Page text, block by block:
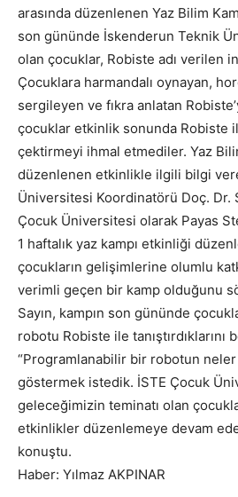
arasında düzenlenen Yaz Bilim
son gününde İskenderun Teknik
olan çocuklar, Robiste adı verilen
Çocuklara harmandalı oynayan,
sergileyen ve fıkra anlatan
çocuklar etkinlik sonunda Robiste
çektirmeyi ihmal etmediler. Yaz
düzenlenen etkinlikle ilgili bilgi
Üniversitesi Koordinatörü Doç. Dr.
Çocuk Üniversitesi olarak Payas
1 haftalık yaz kampı etkinliği
çocukların gelişimlerine olumlu
verimli geçen bir kamp olduğunu
Sayın, kampın son gününde
robotu Robiste ile tanıştırdıklarını
“Programlanabilir bir robotun
göstermek istedik. İSTE Çocuk
geleceğimizin teminatı olan
etkinlikler düzenlemeye devam
konuştu.
Haber: Yılmaz AKPINAR